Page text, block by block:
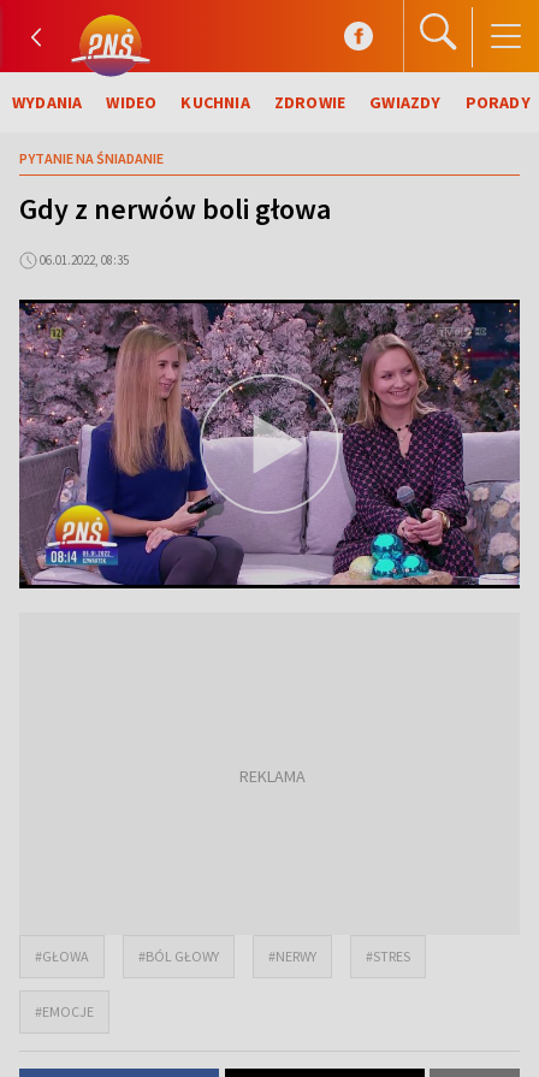
WYDANIA WIDEO KUCHNIA ZDROWIE GWIAZDY PORADY
PYTANIE NA ŚNIADANIE
Gdy z nerwów boli głowa
06.01.2022, 08:35
#GŁOWA #BÓL GŁOWY #NERWY #STRES
#EMOCJE